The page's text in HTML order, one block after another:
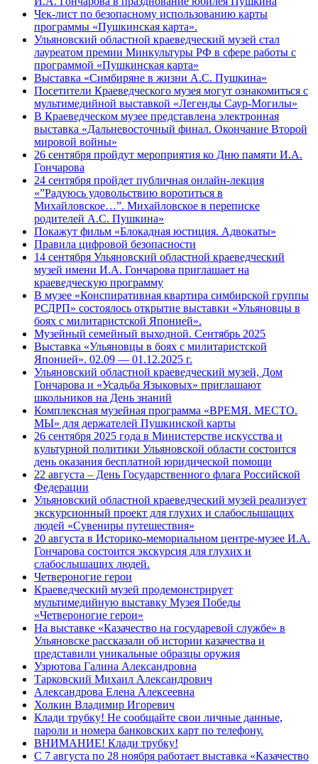
Чек-лист по безопасному использованию карты
программы «Пушкинская карта».
Ульяновский областной краеведческий музей стал
лауреатом премии Минкультуры РФ в сфере работы с
программой «Пушкинская карта»
Выставка «Симбиряне в жизни А.С. Пушкина»
Посетители Краеведческого музея могут ознакомиться с
мультимедийной выставкой «Легенды Саур-Могилы»
В Краеведческом музее представлена электронная
выставка «Дальневосточный финал. Окончание Второй
мировой войны»
26 сентября пройдут мероприятия ко Дню памяти И.А.
Гончарова
24 сентября пройдет публичная онлайн-лекция
«”Радуюсь удовольствию воротиться в
Михайловское…”. Михайловское в переписке
родителей А.С. Пушкина»
Покажут фильм «Блокадная юстиция. Адвокаты»
Правила цифровой безопасности
14 сентября Ульяновский областной краеведческий
музей имени И.А. Гончарова приглашает на
краеведческую программу
В музее «Конспиративная квартира симбирской группы
РСДРП» состоялось открытие выставки «Ульяновцы в
боях с милитаристской Японией».
Музейный семейный выходной. Сентябрь 2025
Выставка «Ульяновцы в боях с милитаристской
Японией». 02.09 — 01.12.2025 г.
Ульяновский областной краеведческий музей, Дом
Гончарова и «Усадьба Языковых» приглашают
школьников на День знаний
Комплексная музейная программа «ВРЕМЯ. МЕСТО.
МЫ» для держателей Пушкинской карты
26 сентября 2025 года в Министерстве искусства и
культурной политики Ульяновской области состоится
день оказания бесплатной юридической помощи
22 августа – День Государственного флага Российской
Федерации
Ульяновский областной краеведческий музей реализует
экскурсионный проект для глухих и слабослышащих
людей «Сувениры путешествия»
20 августа в Историко-мемориальном центре-музее И.А.
Гончарова состоится экскурсия для глухих и
слабослышащих людей.
Четвероногие герои
Краеведческий музей продемонстрирует
мультимедийную выставку Музея Победы
«Четвероногие герои»
На выставке «Казачество на государевой службе» в
Ульяновске рассказали об истории казачества и
представили уникальные образцы оружия
Узрютова Галина Александровна
Тарковский Михаил Александрович
Александрова Елена Алексеевна
Холкин Владимир Игоревич
Клади трубку! Не сообщайте свои личные данные,
пароли и номера банковских карт по телефону.
ВНИМАНИЕ! Клади трубку!
С 7 августа по 28 ноября работает выставка «Казачество